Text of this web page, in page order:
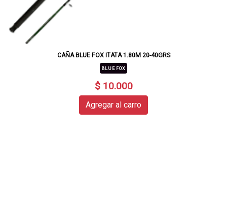
CAÑA BLUE FOX ITATA 1.80M 20-40GRS
BLUE FOX
$ 10.000
Agregar al carro